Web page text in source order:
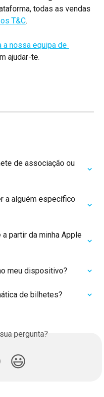
todas as vendas
T&C.
a nossa equipa de
ajudar-te.
de associação ou
a alguém específico
partir da minha Apple
meu dispositivo?
de bilhetes?
pergunta?
😃